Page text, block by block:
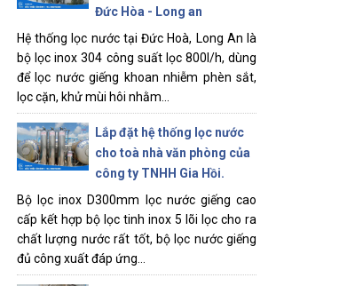
Đức Hòa - Long an
Hệ thống lọc nước tại Đức Hoà, Long An là
bộ lọc inox 304 công suất lọc 800l/h, dùng
để lọc nước giếng khoan nhiễm phèn sắt,
lọc cặn, khử mùi hôi nhằm...
Lắp đặt hệ thống lọc nước
cho toà nhà văn phòng của
công ty TNHH Gia Hồi.
Bộ lọc inox D300mm lọc nước giếng cao
cấp kết hợp bộ lọc tinh inox 5 lõi lọc cho ra
chất lượng nước rất tốt, bộ lọc nước giếng
đủ công xuất đáp ứng...